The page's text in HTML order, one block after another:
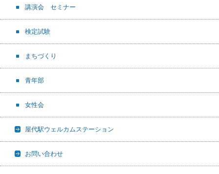
講演会 セミナー
検定試験
まちづくり
青年部
女性会
屋代駅ウェルカムステーション
お問い合わせ